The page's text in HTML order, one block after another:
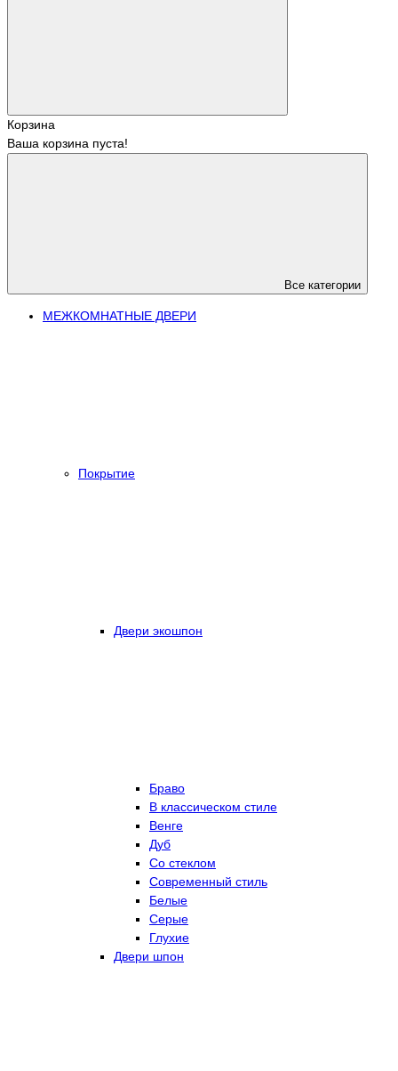
Корзина
Ваша корзина пуста!
Все категории
МЕЖКОМНАТНЫЕ ДВЕРИ
Покрытие
Двери экошпон
Браво
В классическом стиле
Венге
Дуб
Со стеклом
Современный стиль
Белые
Серые
Глухие
Двери шпон